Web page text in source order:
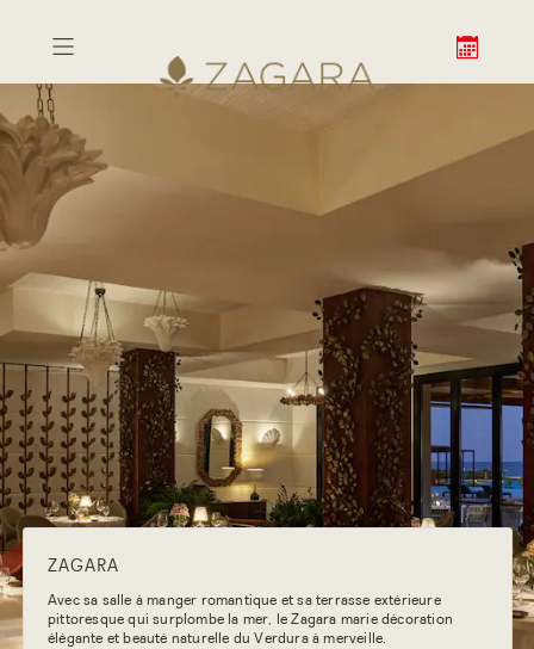
ZAGARA
Avec sa salle à manger romantique et sa terrasse extérieure
pittoresque qui surplombe la mer, le Zagara marie décoration
élégante et beauté naturelle du Verdura à merveille.